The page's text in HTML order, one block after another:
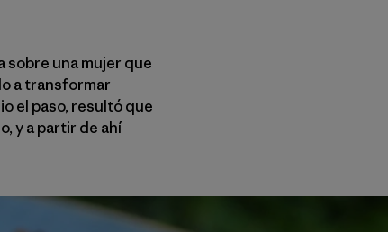
sobre una mujer que
a transformar
el paso, resultó que
y a partir de ahí